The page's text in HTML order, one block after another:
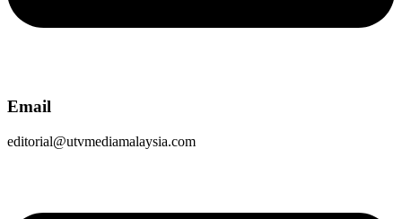
Email
editorial@utvmediamalaysia.com